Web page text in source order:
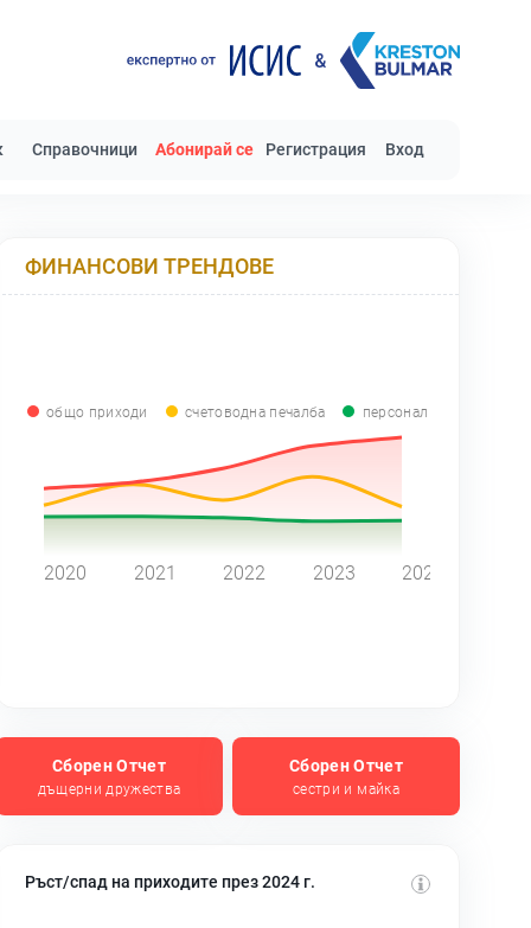
Справочници Абонирай се Регистрация Вход
ФИНАНСОВИ ТРЕНДОВЕ
общо приходи счетоводна печалба персонал
2020 2021 2022 2023 2024
Сборен Отчет
дъщерни дружества
Сборен Отчет
сестри и майка
Ръст/спад на приходите през 2024 г.